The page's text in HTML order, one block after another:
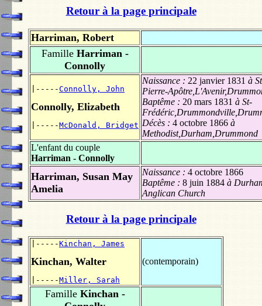
Retour à la page principale
Harriman, Robert
FamilleHarriman -
Connolly
|-----Connolly, John
Connolly, Elizabeth
|-----McDonald, Bridget
Naissance : 22 janvier 1831 à
Pierre-
Baptême : 20 mars 1831 à St-
Décès : 4 octobre 1866 à
Methodist,Durham,Drummond
L'enfant du couple
Harriman - Connolly
Harriman, Susan May
Amelia
Naissance : 4 octobre 1866
Baptême : 8 juin 1884 à
Anglican Church
Retour à la page principale
|-----Kinchan, James
Kinchan, Walter
|-----Miller, Sarah
(contemporain)
FamilleKinchan -